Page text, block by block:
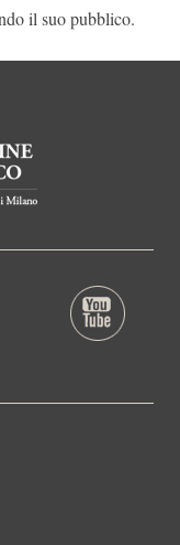
il suo pubblico.